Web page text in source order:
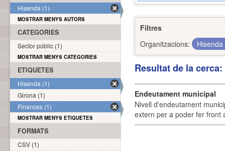
Filtres
Organitzacions:
Hisenda
Resultat de la
Endeutament municipal
Nivell d'endeutament
extern per a poder fer front
Hisenda (1)
MOSTRAR MENYS AUTORS
CATEGORIES
Sector públic (1)
MOSTRAR MENYS CATEGORIES
ETIQUETES
Hisenda (1)
Girona (1)
Finances (1)
MOSTRAR MENYS ETIQUETES
FORMATS
CSV (1)